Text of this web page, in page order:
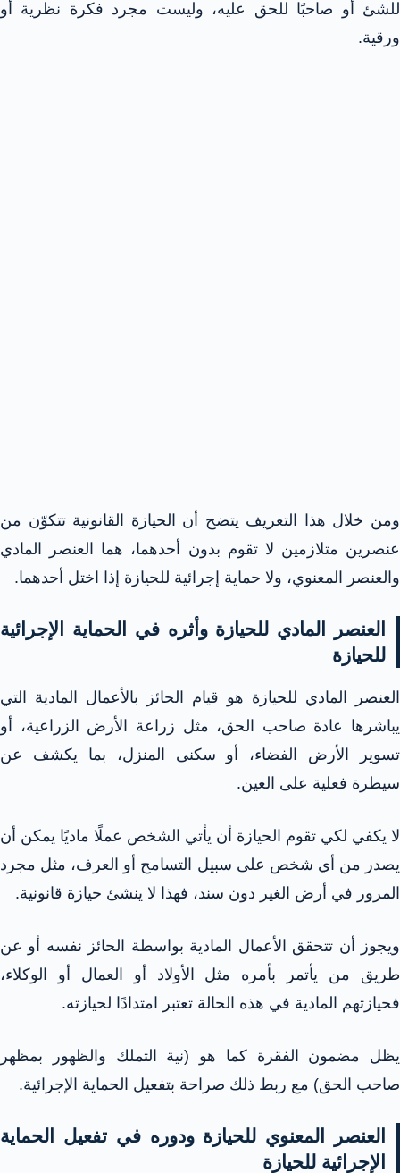
للشئ أو صاحبًا للحق عليه، وليست مجرد فكرة نظرية أو
ورقية.​
ومن خلال هذا التعريف يتضح أن الحيازة القانونية تتكوّن من
عنصرين متلازمين لا تقوم بدون أحدهما، هما العنصر المادي
والعنصر المعنوي، ولا حماية إجرائية للحيازة إذا اختل أحدهما.​
العنصر المادي للحيازة وأثره في الحماية الإجرائية
للحيازة
العنصر المادي للحيازة هو قيام الحائز بالأعمال المادية التي
يباشرها عادة صاحب الحق، مثل زراعة الأرض الزراعية، أو
تسوير الأرض الفضاء، أو سكنى المنزل، بما يكشف عن
سيطرة فعلية على العين.​
لا يكفي لكي تقوم الحيازة أن يأتي الشخص عملًا ماديًا يمكن أن
يصدر من أي شخص على سبيل التسامح أو العرف، مثل مجرد
المرور في أرض الغير دون سند، فهذا لا ينشئ حيازة قانونية.​
ويجوز أن تتحقق الأعمال المادية بواسطة الحائز نفسه أو عن
طريق من يأتمر بأمره مثل الأولاد أو العمال أو الوكلاء،
فحيازتهم المادية في هذه الحالة تعتبر امتدادًا لحيازته.​
يظل مضمون الفقرة كما هو (نية التملك والظهور بمظهر
صاحب الحق) مع ربط ذلك صراحة بتفعيل الحماية الإجرائية.​​
العنصر المعنوي للحيازة ودوره في تفعيل الحماية
الإجرائية للحيازة